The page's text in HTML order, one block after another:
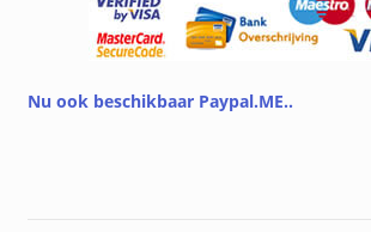
Nu ook beschikbaar Paypal.ME..